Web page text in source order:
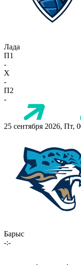
Лада
П1
-
X
-
П2
-
25 сентября 2026, Пт,
Барыс
-:-